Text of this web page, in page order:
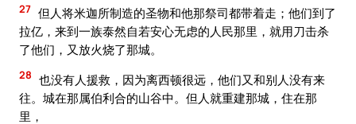
27 但人将米迦所制造的圣物和他那祭司都带着走；他们到了
拉亿，来到一族泰然自若安心无虑的人民那里，就用刀击杀
了他们，又放火烧了那城。
28 也没有人援救，因为离西顿很远，他们又和别人没有来
往。城在那属伯利合的山谷中。但人就重建那城，住在那
里，